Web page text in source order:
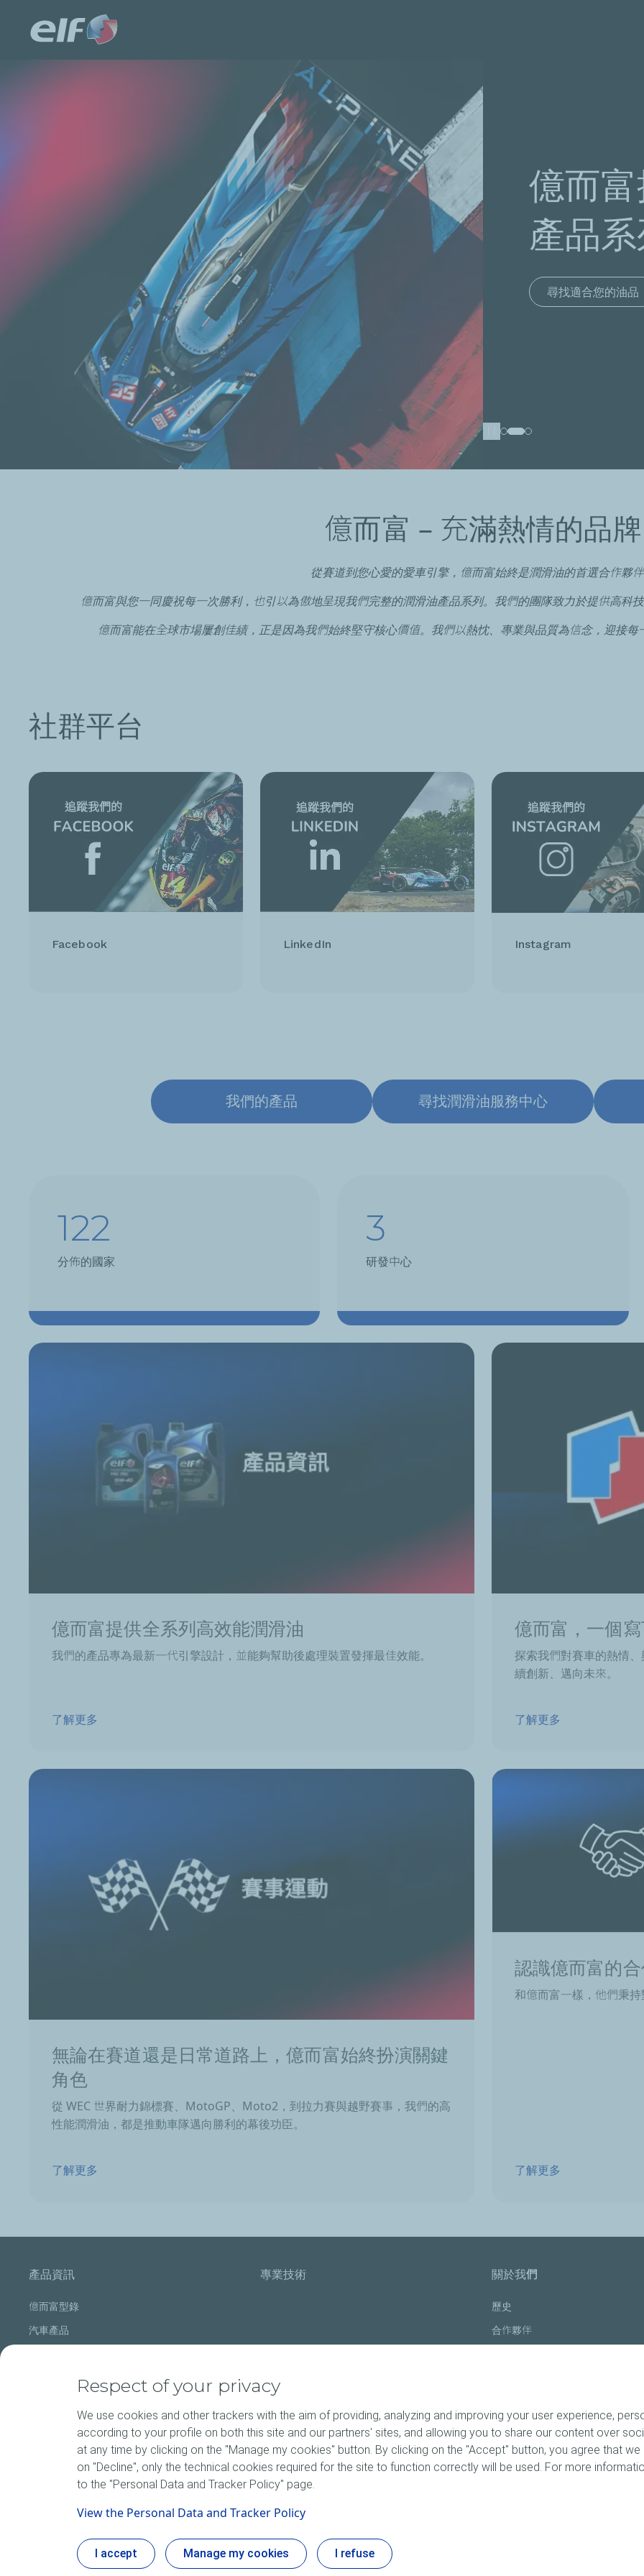
了解更多
億而
產品
了解更多
億而富 – 充滿熱情的品牌
從賽道到您心愛的愛車引擎，億而富始終是潤滑油的首選合作夥
億而富與您一同慶祝每一次勝利，也引以為傲地呈現我們完整的潤滑油產品系列。我們的團隊致力於提供高科
億而富能在全球市場屢創佳績，正是因為我們始終堅守核心價值。我們以熱忱、專業與品質為信念，迎接
社群平台
Facebook LinkedIn Instagram
我們的產品 尋找潤滑油服務中心
122
分佈的國家
3
研發中心
億而富提供全系列高效能潤滑油
我們的產品專為最新一代引擎設計，並能夠幫助後處理裝置發揮最佳效能。
了解更多
億而富，一個
探索我們對賽車的熱情
續創新、邁向未來。
了解更多
無論在賽道還是日常道路上，億而富始終扮演關鍵
角色
從 WEC 世界耐力錦標賽、MotoGP、Moto2，到拉力賽與越野賽事，我們的高
性能潤滑油，都是推動車隊邁向勝利的幕後功臣。
了解更多
認識億而富的
和億而富一樣，他們秉
了解更多
產品資訊
億而富型錄
汽車產品
汽車 : 高性能產品
專業技術 關於我們
歷史
合作夥伴
隱私權政策 & Cookie
Respect of your privacy
We use cookies and other trackers with the aim of providing, analyzing and improving your user experience,
according to your profile on both this site and our partners' sites, and allowing you to share our content over
at any time by clicking on the "Manage my cookies" button. By clicking on the "Accept" button, you agree that
on "Decline", only the technical cookies required for the site to function correctly will be used. For more
to the "Personal Data and Tracker Policy" page.
View the Personal Data and Tracker Policy
I accept Manage my cookies I refuse